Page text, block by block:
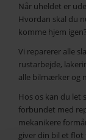
Når uheldet er
Hvordan skal du
komme hjem igen?
Vi reparerer alle
rustarbejde,
alle bilmærker og
Hos os kan du let
forbundet med
mekanikere
giver din bil et